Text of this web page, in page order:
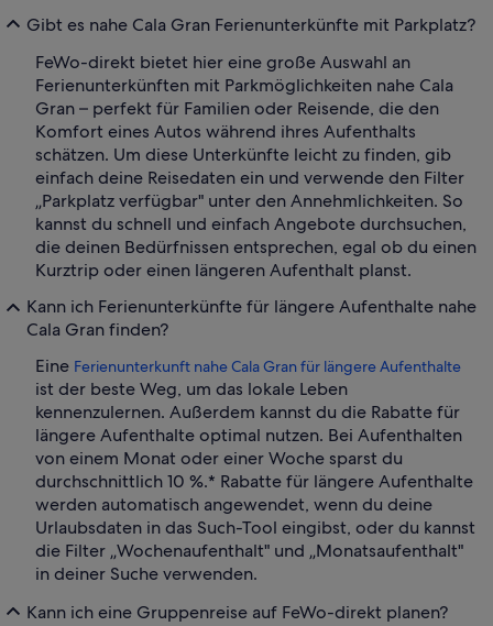
Gibt es nahe Cala Gran Ferienunterkünfte mit Parkplatz?
FeWo-direkt bietet hier eine große Auswahl an
Ferienunterkünften mit Parkmöglichkeiten nahe Cala
Gran – perfekt für Familien oder Reisende, die den
Komfort eines Autos während ihres Aufenthalts
schätzen. Um diese Unterkünfte leicht zu finden, gib
einfach deine Reisedaten ein und verwende den Filter
„Parkplatz verfügbar" unter den Annehmlichkeiten. So
kannst du schnell und einfach Angebote durchsuchen,
die deinen Bedürfnissen entsprechen, egal ob du einen
Kurztrip oder einen längeren Aufenthalt planst.
Kann ich Ferienunterkünfte für längere Aufenthalte nahe
Cala Gran finden?
Eine Ferienunterkunft nahe Cala Gran für längere Aufenthalte
ist der beste Weg, um das lokale Leben
kennenzulernen. Außerdem kannst du die Rabatte für
längere Aufenthalte optimal nutzen. Bei Aufenthalten
von einem Monat oder einer Woche sparst du
durchschnittlich 10 %.* Rabatte für längere Aufenthalte
werden automatisch angewendet, wenn du deine
Urlaubsdaten in das Such-Tool eingibst, oder du kannst
die Filter „Wochenaufenthalt" und „Monatsaufenthalt"
in deiner Suche verwenden.
Kann ich eine Gruppenreise auf FeWo-direkt planen?